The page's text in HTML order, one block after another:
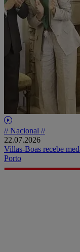
// Nacional //
22.07.2026
Villas-Boas recebe
Porto